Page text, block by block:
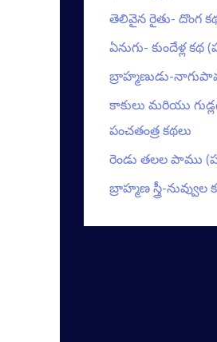
తెలివైన రైతు- దొంగ
ఏనుగు- కుందేళ్ల కథ
బ్రాహ్మణుడు-
కాకులు మరియు
పంచతంత్ర కథలు
రెండు తలల పాము
బ్రాహ్మణ స్త్రీ-నువ్వుల